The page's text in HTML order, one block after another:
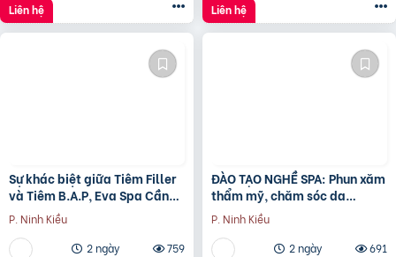
Liên hệ Liên hệ
Sự khác biệt giữa Tiêm Filler
và Tiêm B.A.P, Eva Spa Cần
Thơ chia sẻ
P. Ninh Kiều
2 ngày
759
ĐÀO TẠO NGHỀ SPA: Phun xăm
thẩm mỹ, chăm sóc da
chuyên sâu, chăm sóc body,
triệt lông, giảm eo
P. Ninh Kiều
2 ngày
691